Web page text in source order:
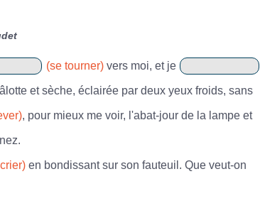
(se tourner)vers moi, et je
et sèche, éclairée par deux yeux froids, sans
, pour mieux me voir, l'abat-jour de la lampe et
en bondissant sur son fauteuil. Que veut-on